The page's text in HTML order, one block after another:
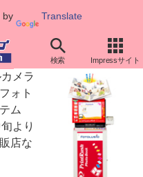
by Translate
検索 Impressサイト
「PrintRush PhotoBook」
メラ
ォト
ム
より
店な